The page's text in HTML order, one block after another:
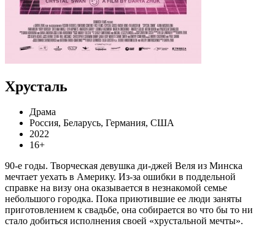
Хрусталь
Драма
Россия, Беларусь, Германия, США
2022
16+
90-е годы. Творческая девушка ди-джей Веля из Минска
мечтает уехать в Америку. Из-за ошибки в поддельной
справке на визу она оказывается в незнакомой семье
небольшого городка. Пока приютившие ее люди заняты
приготовлением к свадьбе, она собирается во что бы то ни
стало добиться исполнения своей «хрустальной мечты».